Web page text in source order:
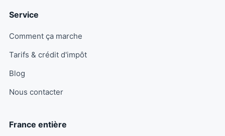
Service
Comment ça marche
Tarifs & crédit d'impôt
Blog
Nous contacter
France entière